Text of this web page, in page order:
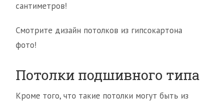
сантиметров!
Смотрите дизайн потолков из гипсокартона
фото!
Потолки подшивного типа
Кроме того, что такие потолки могут быть из